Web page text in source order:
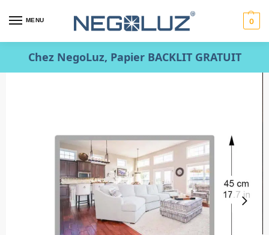
MENU 0
Chez NegoLuz, Papier BACKLIT GRATUIT